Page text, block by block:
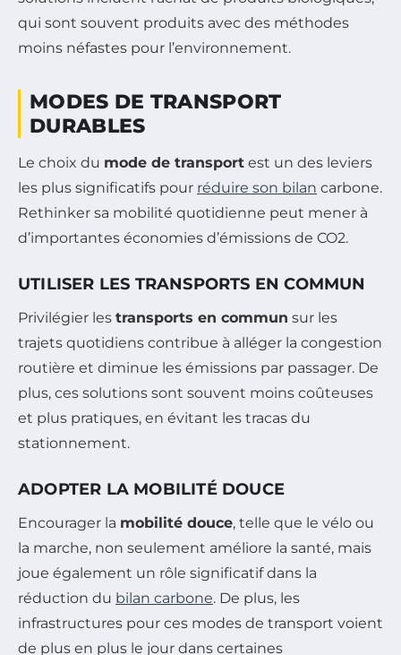
qui sont souvent produits avec des méthodes
moins néfastes pour l’environnement.
MODES DE TRANSPORT
DURABLES
Le choix du mode de transport est un des leviers
les plus significatifs pour réduire son bilan carbone.
Rethinker sa mobilité quotidienne peut mener à
d’importantes économies d’émissions de CO2.
UTILISER LES TRANSPORTS EN COMMUN
Privilégier les transports en commun sur les
trajets quotidiens contribue à alléger la congestion
routière et diminue les émissions par passager. De
plus, ces solutions sont souvent moins coûteuses
et plus pratiques, en évitant les tracas du
stationnement.
ADOPTER LA MOBILITÉ DOUCE
Encourager la mobilité douce, telle que le vélo ou
la marche, non seulement améliore la santé, mais
joue également un rôle significatif dans la
réduction du bilan carbone. De plus, les
infrastructures pour ces modes de transport voient
de plus en plus le jour dans certaines